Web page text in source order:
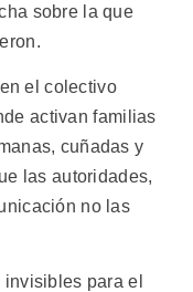
sobre la que
el colectivo
activan familias
cuñadas y
las autoridades,
no las
para el